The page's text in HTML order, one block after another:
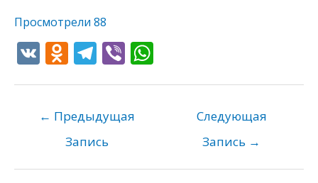
Просмотрели 88
V O
o
kl
as
T
gr
a
m
Vi
p
← Предыдущая
Запись
Следующая
Запись →